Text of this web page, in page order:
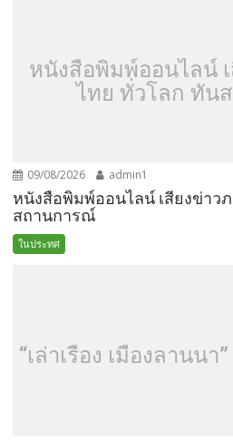
หนังสือพิมพ์ออนไลน์
ไทย ทั่วโลก ทัน
09/08/2026 admin1
หนังสือพิมพ์ออนไลน์ เสียงข่าว
สถานการณ์
ในประทศ
“เล่าเรื่อง เมืองลานน